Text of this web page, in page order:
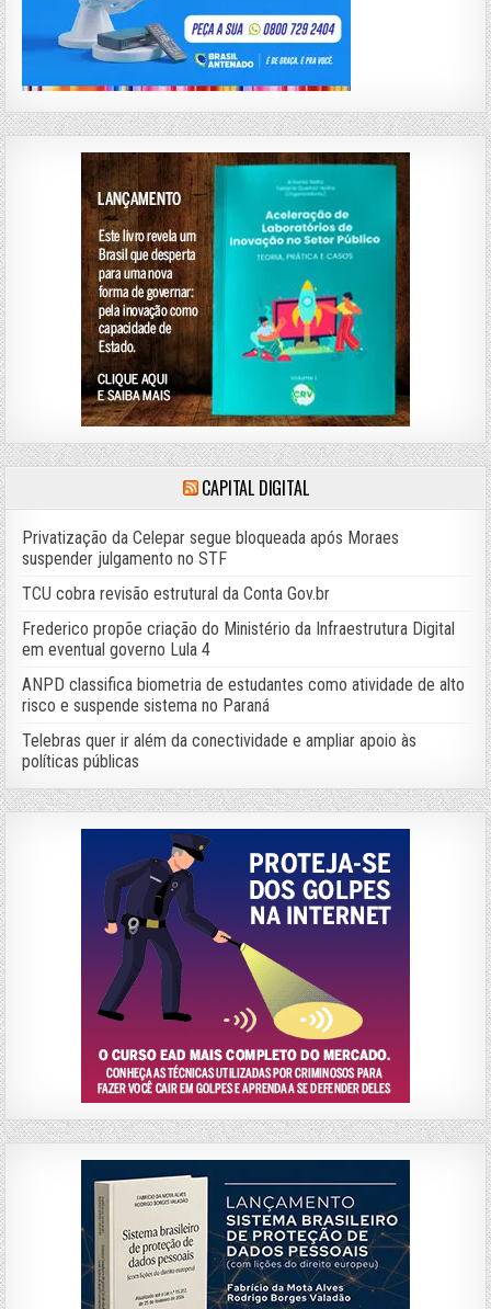
CAPITAL DIGITAL
Privatização da Celepar segue bloqueada após Moraes
suspender julgamento no STF
TCU cobra revisão estrutural da Conta Gov.br
Frederico propõe criação do Ministério da Infraestrutura Digital
em eventual governo Lula 4
ANPD classifica biometria de estudantes como atividade de alto
risco e suspende sistema no Paraná
Telebras quer ir além da conectividade e ampliar apoio às
políticas públicas